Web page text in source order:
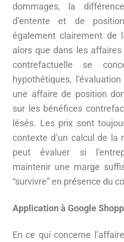
dommages, la
d’entente et de
également clairement de
alors que dans les affaires
contrefactuelle se
hypothétiques,
une affaire de position
sur les bénéfices
lésés. Les prix sont
contexte d’un calcul de la
peut évaluer si
maintenir une marge
“survivre” en présence du
Application à Google
En ce qui concerne l’affaire